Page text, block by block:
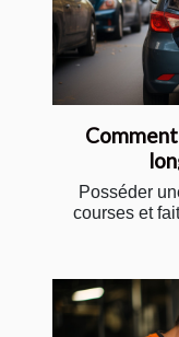
Posséder
courses et